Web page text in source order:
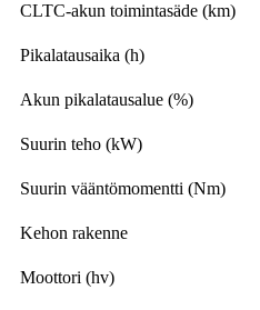
CLTC-akun toimintasäde (km)
Pikalatausaika (h)
Akun pikalatausalue (%)
Suurin teho (kW)
Suurin vääntömomentti (Nm)
Kehon rakenne
Moottori (hv)